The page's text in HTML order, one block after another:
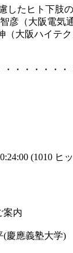
したヒト下肢
彦（大阪電気
ノロジ
・・・・・
(1010 ヒ
4
案内
塾大学)